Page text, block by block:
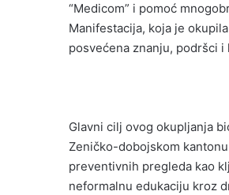
“Medicom” i pomoć
Manifestacija, koja je
posvećena znanju, podršci
Glavni cilj ovog okupljanja
Zeničko-dobojskom
preventivnih pregleda kao
neformalnu edukaciju kroz